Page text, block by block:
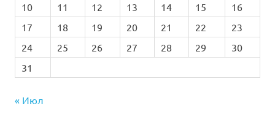
10
11 12 13 14 15
16
17
18 19 20 21 22
23
24
25 26 27 28 29
30
31
« Июл